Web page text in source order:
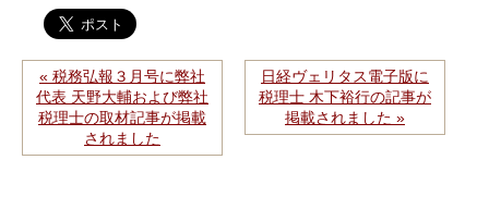
« 税務弘報３月号に弊社
代表 天野大輔および弊社
税理士の取材記事が掲載
されました
日経ヴェリタス電子版に
税理士 木下裕行の記事が
掲載されました »